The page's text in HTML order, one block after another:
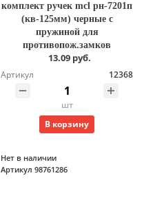
комплект ручек mcl рн-7201п
(кв-125мм) черные с
пружиной для
противопож.замков
13.09 руб.
Артикул 12368
шт
В корзину
Нет в наличии
Артикул 98761286